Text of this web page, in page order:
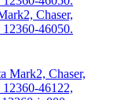
Chaser,
46050.